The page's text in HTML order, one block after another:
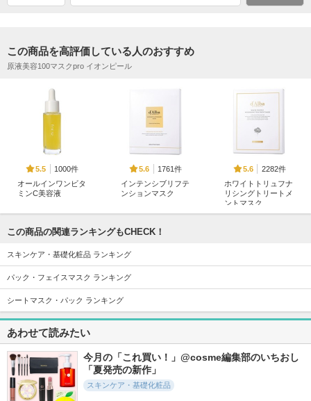
この商品を高評価している人のおすすめ
原液美容100マスクpro イオンピール
5.5
1000件
オールインワンビタ
ミンC美容液
5.6
1761件
インテンシブリフテ
ンションマスク
5.6
2282件
ホワイトトリュフナ
リシングトリートメ
ントマスク
12953件
ジェニフィック ア
ルティメ セラム
タカミスキンピール
メイクキープUVミ
この商品の関連ランキングもCHECK！
スキンケア・基礎化粧品 ランキング
パック・フェイスマスク ランキング
シートマスク・パック ランキング
あわせて読みたい
今月の「これ買い！」@cosme編集部のいちおし
「夏発売の新作」
スキンケア・基礎化粧品